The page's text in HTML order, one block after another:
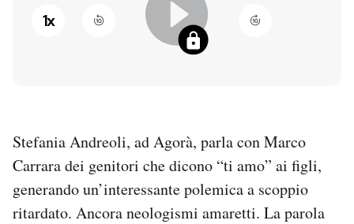
AREA PERSONALE
Entra
1x
Stefania Andreoli, ad Agorà, parla con Marco
Carrara dei genitori che dicono “ti amo” ai figli,
generando un’interessante polemica a scoppio
ritardato. Ancora neologismi amaretti. La parola